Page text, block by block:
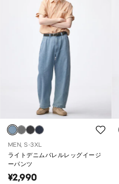
MEN, S-3XL
ライトデニムバレルレッグイージ
ーパンツ
¥2,990